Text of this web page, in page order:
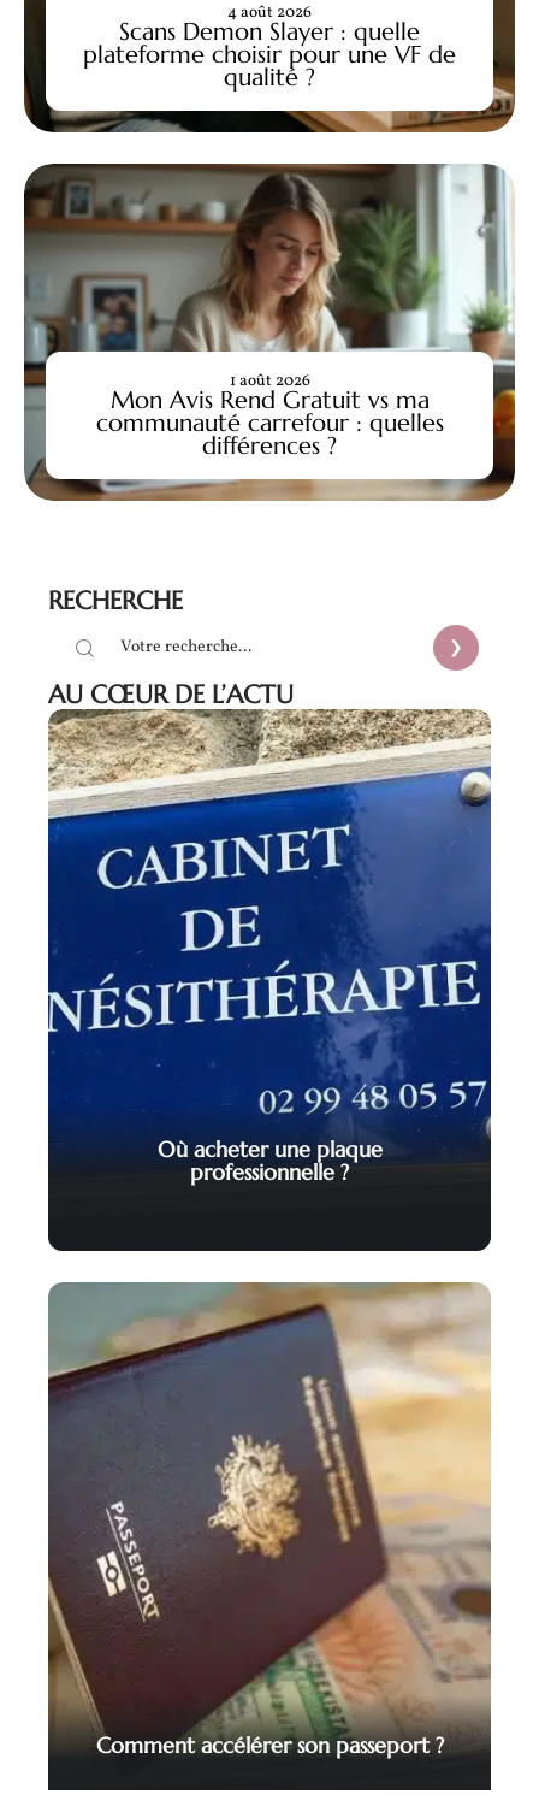
Scans Demon Slayer : quelle
plateforme choisir pour une VF de
qualité ?
4 août 2026
Mon Avis Rend Gratuit vs ma
communauté carrefour : quelles
différences ?
1 août 2026
RECHERCHE
AU CŒUR DE L’ACTU
Où acheter une plaque
professionnelle ?
Comment accélérer son passeport ?